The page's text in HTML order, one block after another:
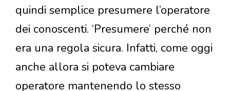
quindi semplice presumere l’operatore
dei conoscenti. ‘Presumere’ perché non
era una regola sicura. Infatti, come oggi
anche allora si poteva cambiare
operatore mantenendo lo stesso